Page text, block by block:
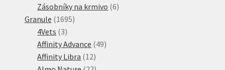
produkty
Zásobníky na krmivo 66
Granule 16951695
4Vets 33
produkty
Affinity Advance 4949
Affinity Libra 1212